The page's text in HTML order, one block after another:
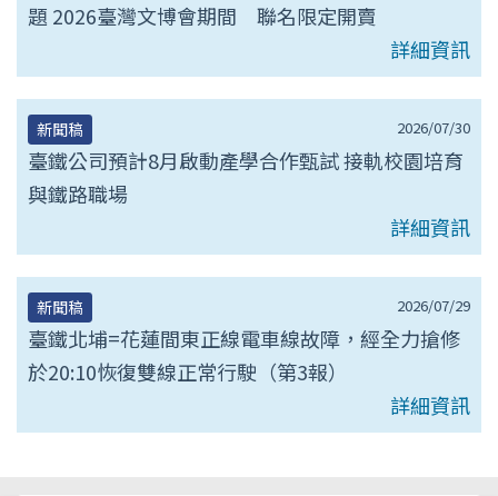
題 2026臺灣文博會期間 聯名限定開賣
詳細資訊
2026/07/30
新聞稿
臺鐵公司預計8月啟動產學合作甄試 接軌校園培育
與鐵路職場
詳細資訊
2026/07/29
新聞稿
臺鐵北埔=花蓮間東正線電車線故障，經全力搶修
於20:10恢復雙線正常行駛（第3報）
詳細資訊